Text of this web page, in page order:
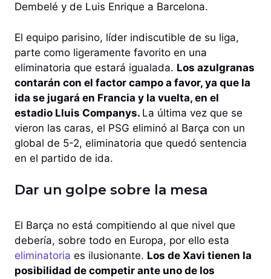
Dembelé y de Luis Enrique a Barcelona.
El equipo parisino, líder indiscutible de su liga,
parte como ligeramente favorito en una
eliminatoria que estará igualada. Los azulgranas
contarán con el factor campo a favor, ya que la
ida se jugará en Francia y la vuelta, en el
estadio Lluis Companys. La última vez que se
vieron las caras, el PSG eliminó al Barça con un
global de 5-2, eliminatoria que quedó sentencia
en el partido de ida.
Dar un golpe sobre la mesa
El Barça no está compitiendo al que nivel que
debería, sobre todo en Europa, por ello esta
eliminatoria es ilusionante. Los de Xavi tienen la
posibilidad de competir ante uno de los